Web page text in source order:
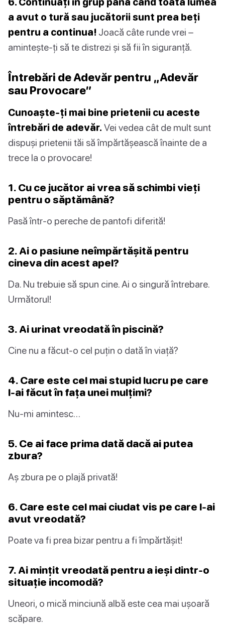
a avut o tură sau jucătorii sunt prea beți
pentru a continua! Joacă câte runde vrei –
amintește-ți să te distrezi și să fii în siguranță.
Întrebări de Adevăr pentru „Adevăr
sau Provocare”
Cunoaște-ți mai bine prietenii cu aceste
întrebări de adevăr. Vei vedea cât de mult sunt
dispuși prietenii tăi să împărtășească înainte de a
trece la o provocare!
1. Cu ce jucător ai vrea să schimbi vieți
pentru o săptămână?
Pasă într-o pereche de pantofi diferită!
2. Ai o pasiune neîmpărtășită pentru
cineva din acest apel?
Da. Nu trebuie să spun cine. Ai o singură întrebare.
Următorul!
3. Ai urinat vreodată în piscină?
Cine nu a făcut-o cel puțin o dată în viață?
4. Care este cel mai stupid lucru pe care
l-ai făcut în fața unei mulțimi?
Nu-mi amintesc…
5. Ce ai face prima dată dacă ai putea
zbura?
Aș zbura pe o plajă privată!
6. Care este cel mai ciudat vis pe care l-ai
avut vreodată?
Poate va fi prea bizar pentru a fi împărtășit!
7. Ai mințit vreodată pentru a ieși dintr-o
situație incomodă?
Uneori, o mică minciună albă este cea mai ușoară
scăpare.